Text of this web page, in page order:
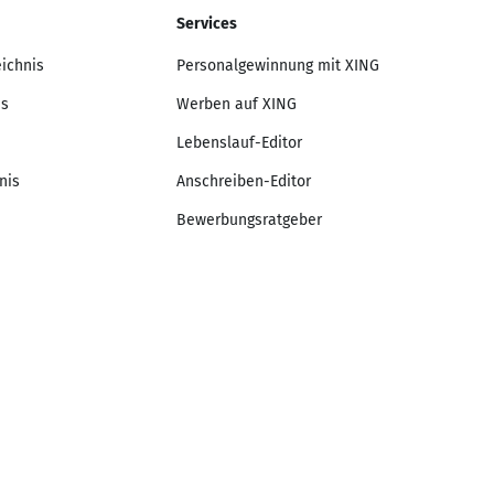
Services
Personalgewinnung mit XING
Werben auf XING
Lebenslauf-Editor
Anschreiben-Editor
Bewerbungsratgeber